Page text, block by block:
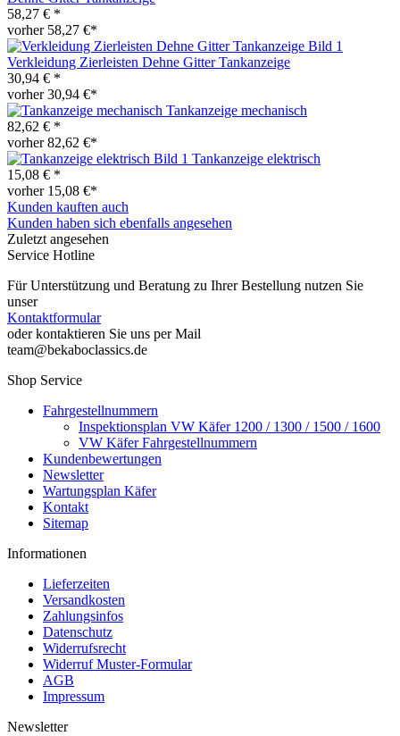
58,27 € *
vorher 58,27 €*
Verkleidung Zierleisten Dehne Gitter Tankanzeige
30,94 € *
vorher 30,94 €*
Tankanzeige mechanisch
82,62 € *
vorher 82,62 €*
Tankanzeige elektrisch
15,08 € *
vorher 15,08 €*
Kunden kauften auch
Kunden haben sich ebenfalls angesehen
Zuletzt angesehen
Service Hotline
Für Unterstützung und Beratung zu Ihrer Bestellung nutzen Sie
unser
Kontaktformular
oder kontaktieren Sie uns per Mail
team@bekaboclassics.de
Shop Service
Fahrgestellnummern
Inspektionsplan VW Käfer 1200 / 1300 / 1500 / 1600
VW Käfer Fahrgestellnummern
Kundenbewertungen
Newsletter
Wartungsplan Käfer
Kontakt
Sitemap
Informationen
Lieferzeiten
Versandkosten
Zahlungsinfos
Datenschutz
Widerrufsrecht
Widerruf Muster-Formular
AGB
Impressum
Newsletter